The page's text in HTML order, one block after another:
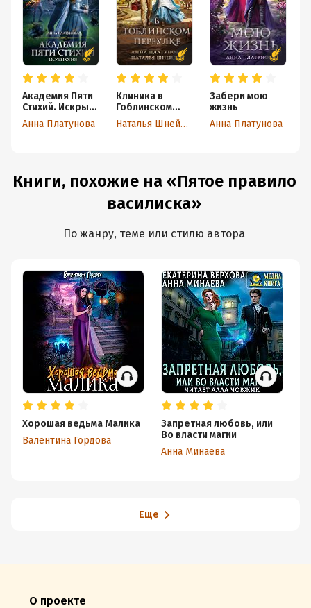
Академия Пяти
Стихий. Искры
огня
Анна Платунова
Клиника в
Гоблинском
переулке
Наталья Шнейдер
Забери мою
жизнь
Анна Платунова
Книги, похожие на «Пятое правило
василиска»
По жанру, теме или стилю автора
Хорошая ведьма Малика
Валентина Гордова
Запретная любовь, или
Во власти магии
Анна Минаева
Еще
О проекте